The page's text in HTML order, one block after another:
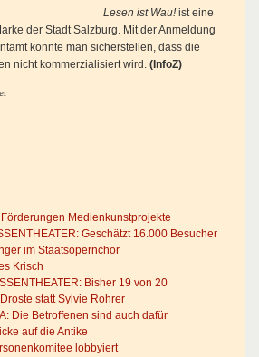
Medienkunstprojekte
Geschätzt 16.000 Besucher
im Staatsopernchor
Krisch
Bisher 19 von 20
statt Sylvie Rohrer
Die Betroffenen sind auch dafür
auf die Antike
lobbyiert
Lesen ist Wau!ist eine
der Stadt Salzburg. Mit der Anmeldung
konnte man sicherstellen, dass die
nicht kommerzialisiert wird. (InfoZ)
mein Gott zu Dir...“
Analogiezauber